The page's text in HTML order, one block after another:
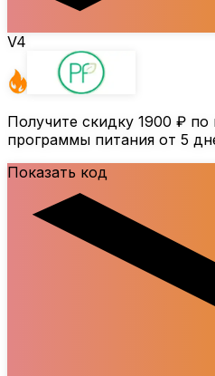
V4
Получите скидку 1900 ₽ по
программы питания от 5
Показать код